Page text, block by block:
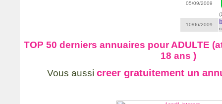
05/09/2009
10/06/2009
TOP 50 derniers annuaires pour ADULTE
18 ans )
Vous aussi creer gratuitement un